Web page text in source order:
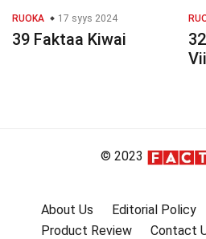
RUOKA 17 syys 2024
39 Faktaa Kiwai
© 2023
About Us Editorial Policy
Product Review
Contact